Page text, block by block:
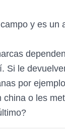
y es un
Si le
por
china o les